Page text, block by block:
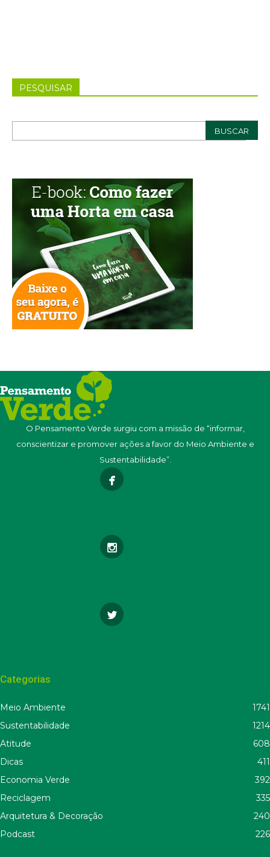
PESQUISAR
O Pensamento Verde surgiu com a missão de “informar,
conscientizar e promover ações a favor do Meio Ambiente e
Sustentabilidade”.
Categorias
Meio Ambiente
1741
Sustentabilidade
1214
Atitude
608
Dicas
411
Economia Verde
392
Reciclagem
335
Arquitetura & Decoração
240
Podcast
226